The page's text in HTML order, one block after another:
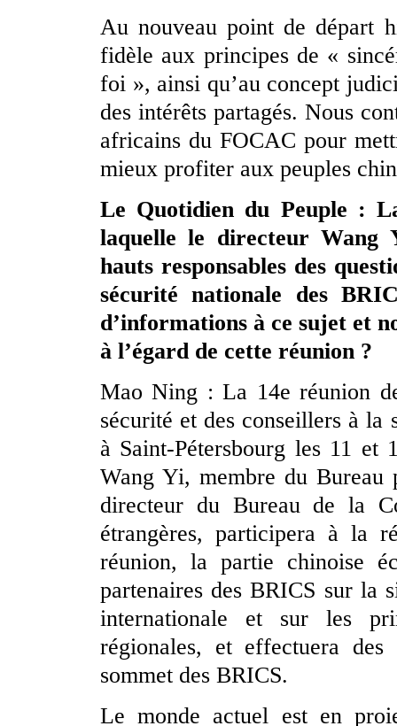
Au nouveau point de départ
fidèle aux principes de «
foi », ainsi qu’au concept
des intérêts partagés. Nous
africains du FOCAC pour
mieux profiter aux peuples
Le Quotidien du Peuple :
laquelle le directeur Wang
hauts responsables des
sécurité nationale des
d’informations à ce sujet et
à l’égard de cette réunion ?
Mao Ning : La 14e réunion
sécurité et des conseillers à la
à Saint-Pétersbourg les 11 et
Wang Yi, membre du
directeur du Bureau de la
étrangères, participera à la
réunion, la partie chinoise
partenaires des BRICS sur la
internationale et sur les
régionales, et effectuera
sommet des BRICS.
Le monde actuel est en